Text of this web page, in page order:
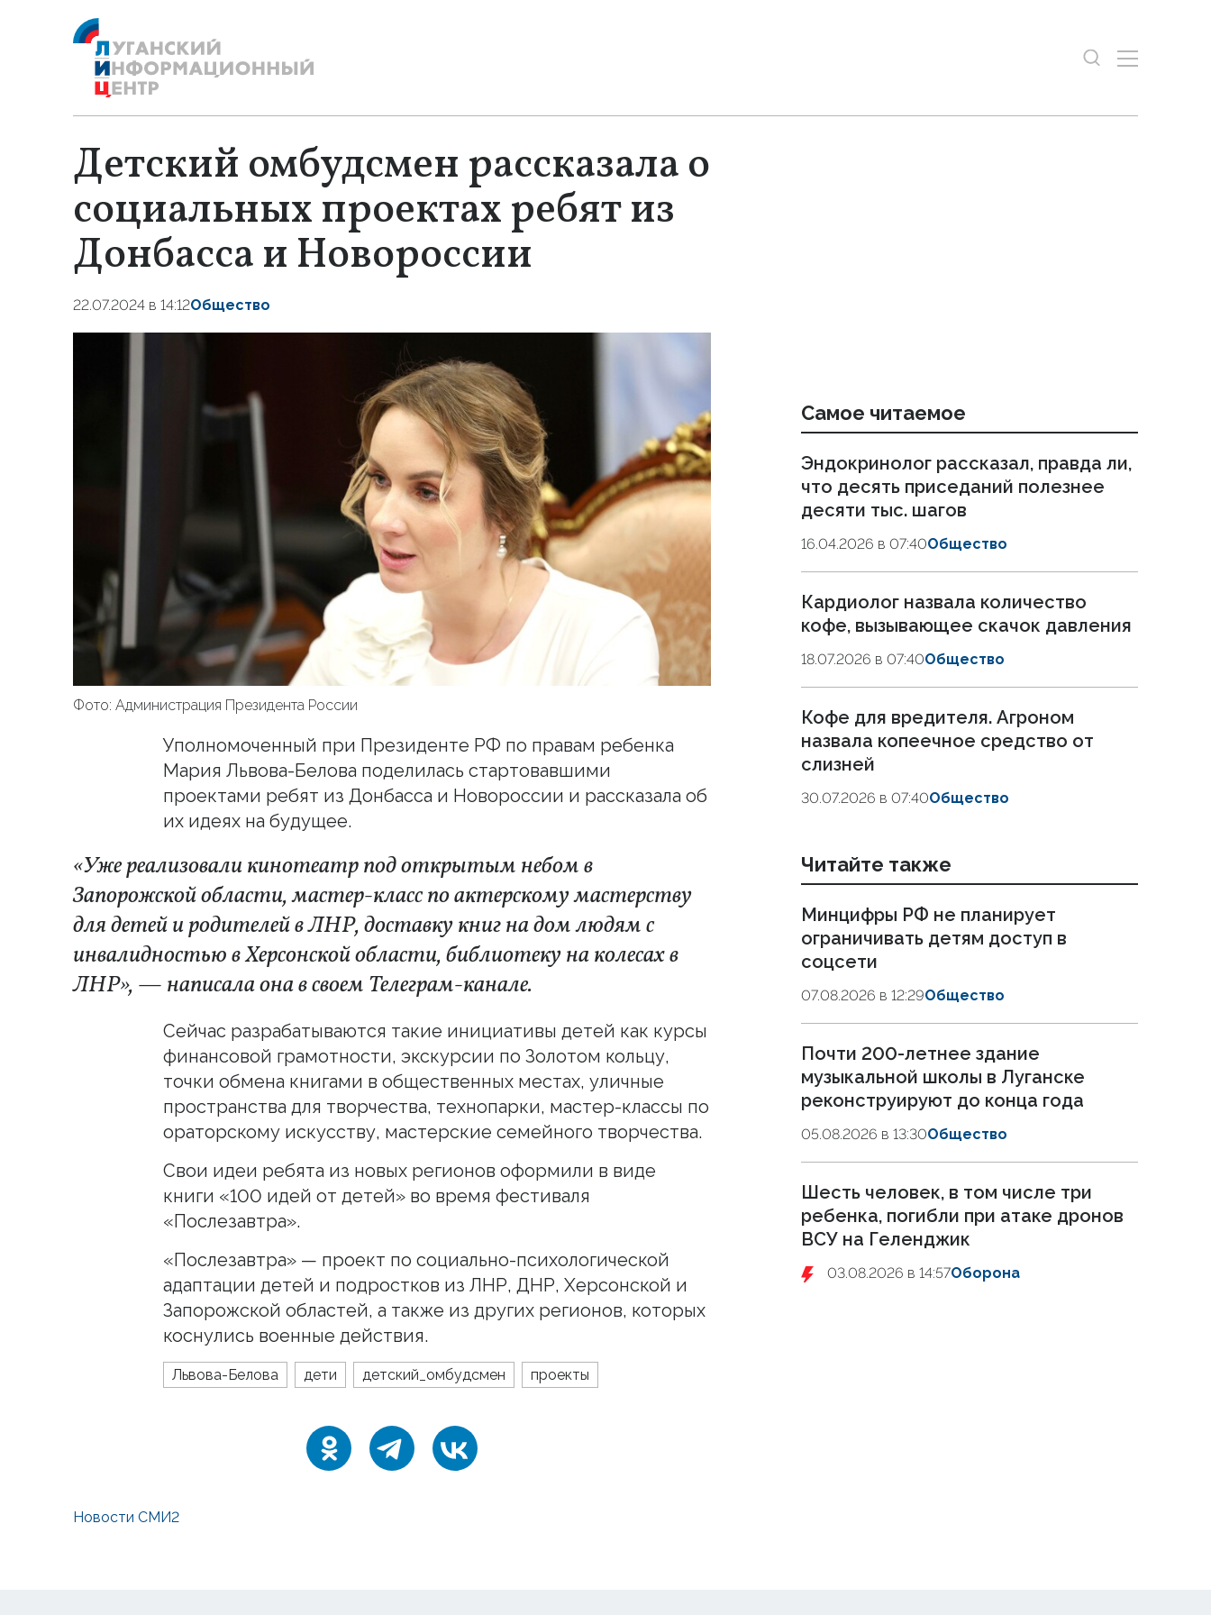
Детский омбудсмен рассказала о
социальных проектах ребят из
Донбасса и Новороссии
22.07.2024 в 14:12Общество
Фото: Администрация Президента России
Уполномоченный при Президенте РФ по правам ребенка
Мария Львова-Белова поделилась стартовавшими
проектами ребят из Донбасса и Новороссии и рассказала об
их идеях на будущее.
«Уже реализовали кинотеатр под открытым небом в
Запорожской области, мастер-класс по актерскому мастерству
для детей и родителей в ЛНР, доставку книг на дом людям с
инвалидностью в Херсонской области, библиотеку на колесах в
ЛНР», — написала она в своем Телеграм-канале.
Сейчас разрабатываются такие инициативы детей как курсы
финансовой грамотности, экскурсии по Золотом кольцу,
точки обмена книгами в общественных местах, уличные
пространства для творчества, технопарки, мастер-классы по
ораторскому искусству, мастерские семейного творчества.
Свои идеи ребята из новых регионов оформили в виде
книги «100 идей от детей» во время фестиваля
«Послезавтра».
«Послезавтра» — проект по социально-психологической
адаптации детей и подростков из ЛНР, ДНР, Херсонской и
Запорожской областей, а также из других регионов, которых
коснулись военные действия.
Львова-Белова дети детский_омбудсмен проекты
Самое читаемое
Эндокринолог рассказал, правда ли,
что десять приседаний полезнее
десяти тыс. шагов
16.04.2026 в 07:40Общество
Кардиолог назвала количество
кофе, вызывающее скачок давления
18.07.2026 в 07:40Общество
Кофе для вредителя. Агроном
назвала копеечное средство от
слизней
30.07.2026 в 07:40Общество
Читайте также
Минцифры РФ не планирует
ограничивать детям доступ в
соцсети
07.08.2026 в 12:29Общество
Почти 200-летнее здание
музыкальной школы в Луганске
реконструируют до конца года
05.08.2026 в 13:30Общество
Шесть человек, в том числе три
ребенка, погибли при атаке дронов
ВСУ на Геленджик
03.08.2026 в 14:57Оборона
Новости СМИ2